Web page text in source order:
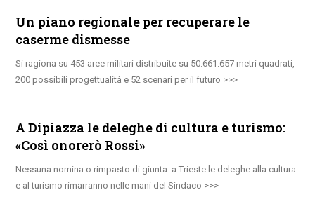
Un piano regionale per recuperare le
caserme dismesse
Si ragiona su 453 aree militari distribuite su 50.661.657 metri quadrati,
200 possibili progettualità e 52 scenari per il futuro
A Dipiazza le deleghe di cultura e turismo:
«Così onorerò Rossi»
Nessuna nomina o rimpasto di giunta: a Trieste le deleghe alla cultura
e al turismo rimarranno nelle mani del Sindaco